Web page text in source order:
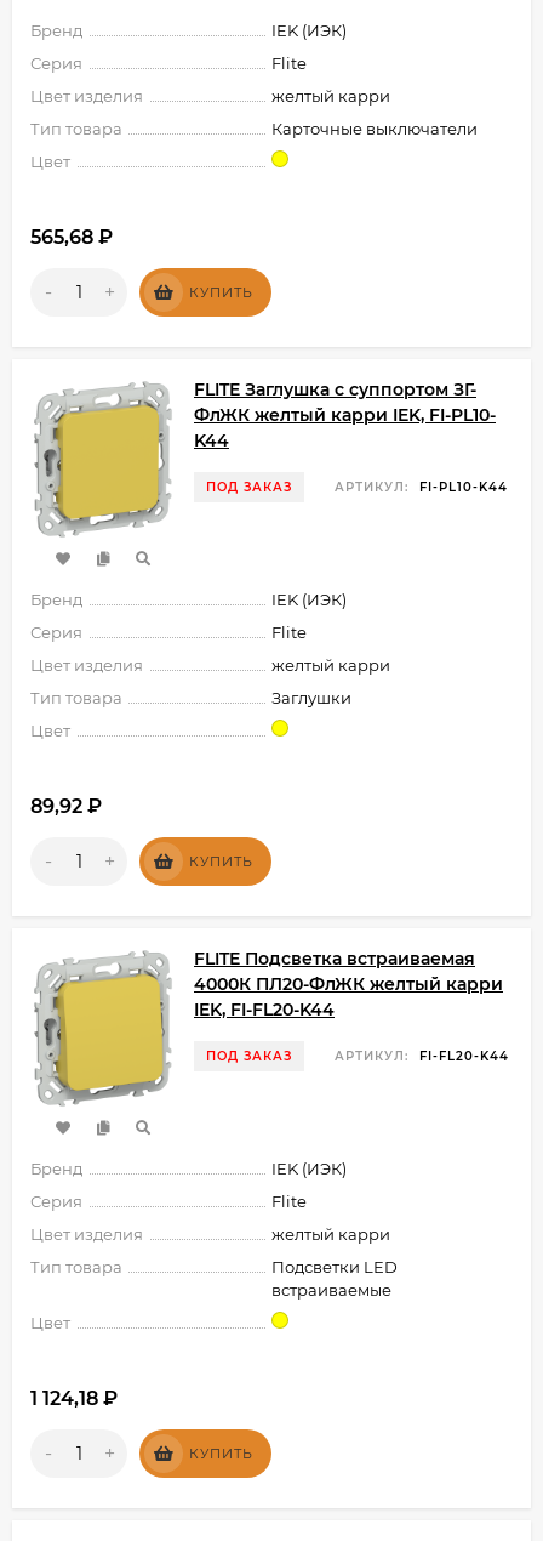
Бренд
IEK (ИЭК)
Серия
Flite
Цвет изделия
желтый карри
Тип товара
Карточные выключатели
Цвет
565,68 ₽
- + КУПИТЬ
FLITE Заглушка с суппортом ЗГ-
ФлЖК желтый карри IEK, FI-PL10-
K44
ПОД ЗАКАЗ АРТИКУЛ: FI-PL10-K44
Бренд
IEK (ИЭК)
Серия
Flite
Цвет изделия
желтый карри
Тип товара
Заглушки
Цвет
89,92 ₽
- + КУПИТЬ
FLITE Подсветка встраиваемая
4000К ПЛ20-ФлЖК желтый карри
IEK, FI-FL20-K44
ПОД ЗАКАЗ АРТИКУЛ: FI-FL20-K44
Бренд
IEK (ИЭК)
Серия
Flite
Цвет изделия
желтый карри
Тип товара
Подсветки LED
встраиваемые
Цвет
1 124,18 ₽
- + КУПИТЬ